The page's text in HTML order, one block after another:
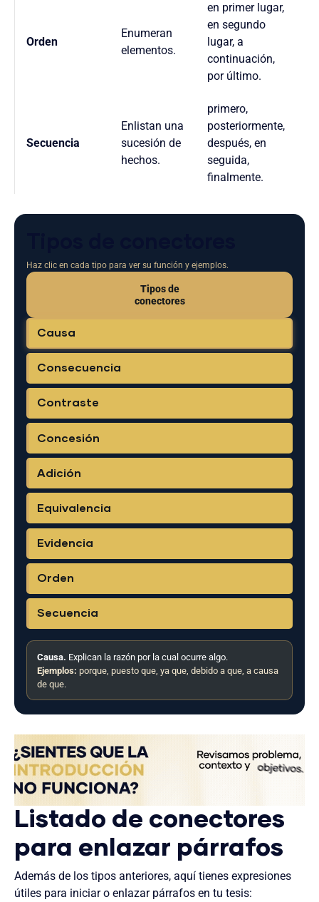
Orden
Enumeran
elementos.
en primer lugar,
en segundo
lugar, a
continuación,
por último.
Secuencia
Enlistan una
sucesión de
hechos.
primero,
posteriormente,
después, en
seguida,
finalmente.
Haz clic en cada tipo para ver su función y ejemplos.
Tipos de
conectores
Causa
Consecuencia
Contraste
Concesión
Adición
Equivalencia
Evidencia
Orden
Secuencia
Causa. Explican la razón por la cual ocurre algo.
Ejemplos: porque, puesto que, ya que, debido a que, a causa
de que.
Listado de conectores
para enlazar párrafos
Además de los tipos anteriores, aquí tienes expresiones
útiles para iniciar o enlazar párrafos en tu tesis: